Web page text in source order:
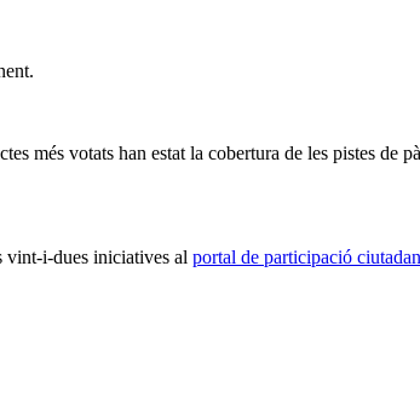
més votats han estat la cobertura de les pistes
vint-i-dues iniciatives al portal de participació